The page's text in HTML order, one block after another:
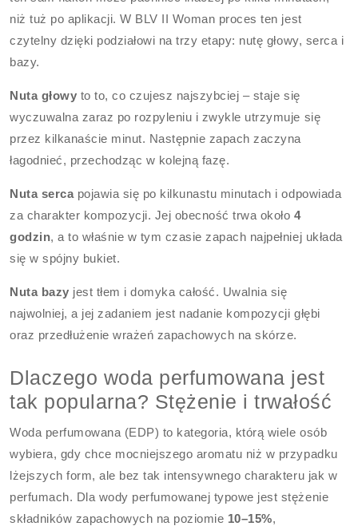
niż tuż po aplikacji. W BLV II Woman proces ten jest
czytelny dzięki podziałowi na trzy etapy: nutę głowy, serca i
bazy.
Nuta głowy to to, co czujesz najszybciej – staje się
wyczuwalna zaraz po rozpyleniu i zwykle utrzymuje się
przez kilkanaście minut. Następnie zapach zaczyna
łagodnieć, przechodząc w kolejną fazę.
Nuta serca pojawia się po kilkunastu minutach i odpowiada
za charakter kompozycji. Jej obecność trwa około 4
godzin, a to właśnie w tym czasie zapach najpełniej układa
się w spójny bukiet.
Nuta bazy jest tłem i domyka całość. Uwalnia się
najwolniej, a jej zadaniem jest nadanie kompozycji głębi
oraz przedłużenie wrażeń zapachowych na skórze.
Dlaczego woda perfumowana jest
tak popularna? Stężenie i trwałość
Woda perfumowana (EDP) to kategoria, którą wiele osób
wybiera, gdy chce mocniejszego aromatu niż w przypadku
lżejszych form, ale bez tak intensywnego charakteru jak w
perfumach. Dla wody perfumowanej typowe jest stężenie
składników zapachowych na poziomie 10–15%,